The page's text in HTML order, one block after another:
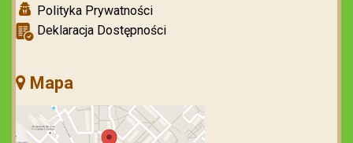
Polityka Prywatności
Deklaracja Dostępności
Mapa